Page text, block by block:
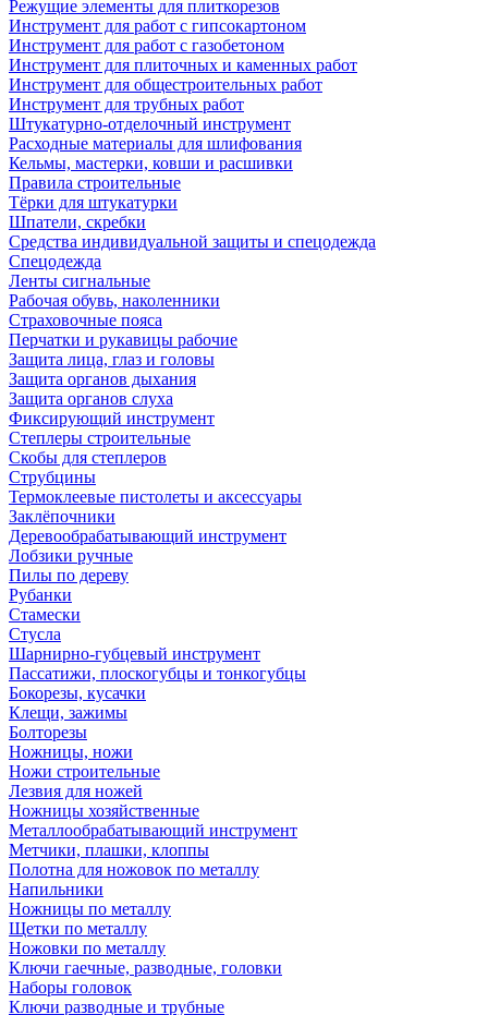
Режущие элементы для плиткорезов
Инструмент для работ с гипсокартоном
Инструмент для работ с газобетоном
Инструмент для плиточных и каменных работ
Инструмент для общестроительных работ
Инструмент для трубных работ
Штукатурно-отделочный инструмент
Расходные материалы для шлифования
Кельмы, мастерки, ковши и расшивки
Правила строительные
Тёрки для штукатурки
Шпатели, скребки
Средства индивидуальной защиты и спецодежда
Спецодежда
Ленты сигнальные
Рабочая обувь, наколенники
Страховочные пояса
Перчатки и рукавицы рабочие
Защита лица, глаз и головы
Защита органов дыхания
Защита органов слуха
Фиксирующий инструмент
Степлеры строительные
Скобы для степлеров
Струбцины
Термоклеевые пистолеты и аксессуары
Заклёпочники
Деревообрабатывающий инструмент
Лобзики ручные
Пилы по дереву
Рубанки
Стамески
Стусла
Шарнирно-губцевый инструмент
Пассатижи, плоскогубцы и тонкогубцы
Бокорезы, кусачки
Клещи, зажимы
Болторезы
Ножницы, ножи
Ножи строительные
Лезвия для ножей
Ножницы хозяйственные
Металлообрабатывающий инструмент
Метчики, плашки, клоппы
Полотна для ножовок по металлу
Напильники
Ножницы по металлу
Щетки по металлу
Ножовки по металлу
Ключи гаечные, разводные, головки
Наборы головок
Ключи разводные и трубные